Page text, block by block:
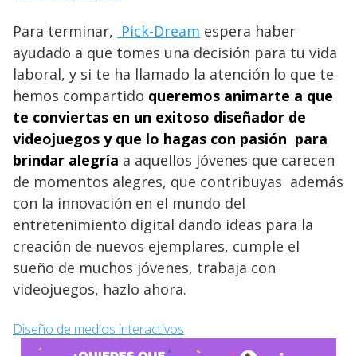
Para terminar, Pick-Dream espera haber
ayudado a que tomes una decisión para tu vida
laboral, y si te ha llamado la atención lo que te
hemos compartido queremos animarte a que
te conviertas en un exitoso diseñador de
videojuegos y que lo hagas con pasión para
brindar alegría a aquellos jóvenes que carecen
de momentos alegres, que contribuyas además
con la innovación en el mundo del
entretenimiento digital dando ideas para la
creación de nuevos ejemplares, cumple el
sueño de muchos jóvenes, trabaja con
videojuegos, hazlo ahora.
Diseño de medios interactivos